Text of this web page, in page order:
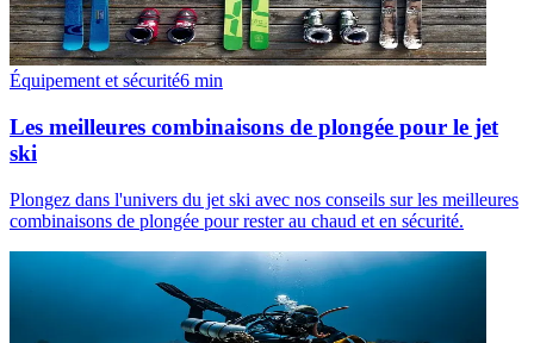
Équipement et sécurité6 min
Les meilleures combinaisons de plongée pour le jet
ski
Plongez dans l'univers du jet ski avec nos conseils sur les meilleures
combinaisons de plongée pour rester au chaud et en sécurité.